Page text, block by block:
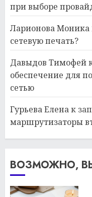
при выборе
Ларионова Моника
сетевую печать?
Давыдов Тимофей
обеспечение для
сетью
Гурьева Еленак
маршрутизаторы
ВОЗМОЖНО,